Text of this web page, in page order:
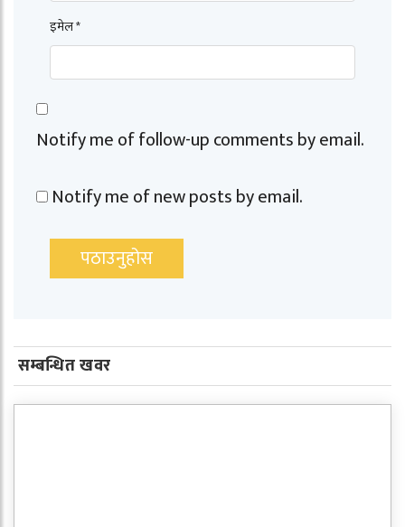
इमेल *
Notify me of follow-up comments by email.
Notify me of new posts by email.
सम्बन्धित खवर